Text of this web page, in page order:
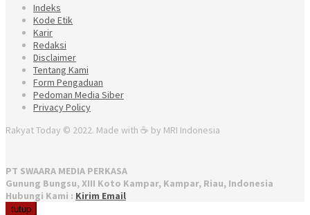
Indeks
Kode Etik
Karir
Redaksi
Disclaimer
Tentang Kami
Form Pengaduan
Pedoman Media Siber
Privacy Policy
Rakyat Today © 2022. Made with ☕ by MRI Indonesia
PT SWAARA MEDIA PERKASA
Gunung Bungsu, XIII Koto Kampar, Kampar, Riau, Indonesia
Hubungi Kami : Kirim Email
tutup